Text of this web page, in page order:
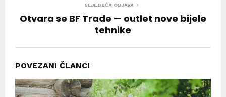
SLJEDEĆA OBJAVA
Otvara se BF Trade — outlet nove bijele
tehnike
POVEZANI ČLANCI